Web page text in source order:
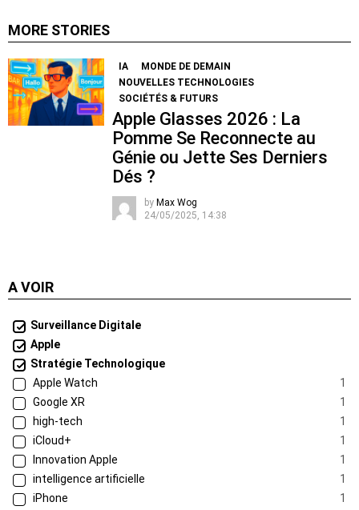
MORE STORIES
IA
MONDE DE DEMAIN
NOUVELLES TECHNOLOGIES
SOCIÉTÉS & FUTURS
Apple Glasses 2026 : La
Pomme Se Reconnecte au
Génie ou Jette Ses Derniers
Dés ?
by Max Wog
24/05/2025, 14:38
A VOIR
Surveillance Digitale
Apple
Stratégie Technologique
Apple Watch
1
Google XR
1
high-tech
1
iCloud+
1
Innovation Apple
1
intelligence artificielle
1
iPhone
1